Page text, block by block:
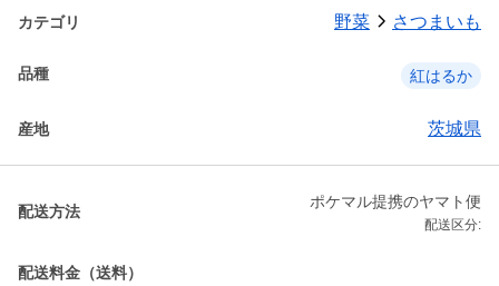
カテゴリ 野菜 さつまいも
品種 紅はるか
産地 茨城県
配送方法
ポケマル提携のヤマト便
配送区分:
配送料金（送料）